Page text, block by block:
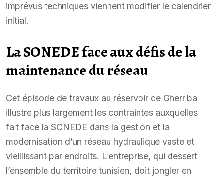
imprévus techniques viennent modifier le calendrier
initial.
La SONEDE face aux défis de la
maintenance du réseau
Cet épisode de travaux au réservoir de Gherriba
illustre plus largement les contraintes auxquelles
fait face la SONEDE dans la gestion et la
modernisation d’un réseau hydraulique vaste et
vieillissant par endroits. L’entreprise, qui dessert
l’ensemble du territoire tunisien, doit jongler en